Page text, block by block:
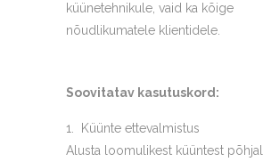
küünetehnikule, vaid ka kõige
nõudlikumatele klientidele.
Soovitatav kasutuskord:
Küünte ettevalmistus
Alusta loomulikest küüntest